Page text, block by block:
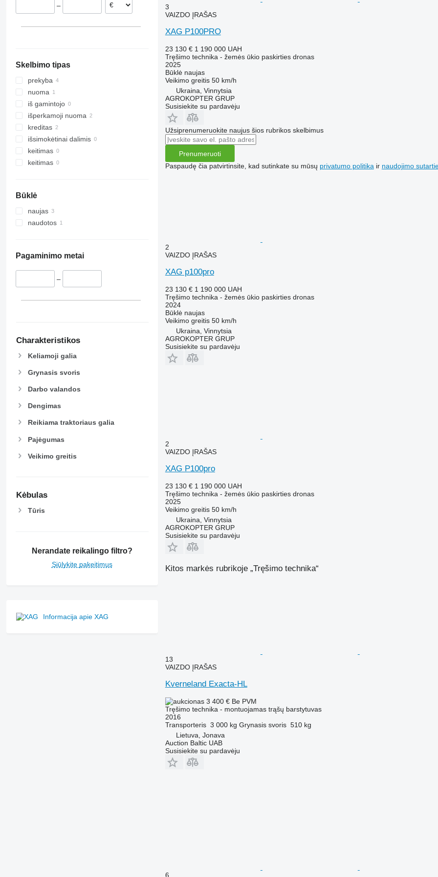
–
Skelbimo tipas
prekyba
nuoma
iš gamintojo
išperkamoji nuoma
kreditas
išsimokėtinai dalimis
keitimas
keitimas
Būklė
naujas
naudotos
Pagaminimo metai
–
Charakteristikos
Keliamoji galia
Grynasis svoris
Darbo valandos
Dengimas
Reikiama traktoriaus galia
Pajėgumas
Veikimo greitis
Kėbulas
Tūris
Nerandate reikalingo filtro?
Siūlykite pakeitimus
Informacija apie XAG
3
VAIZDO ĮRAŠAS
XAG P100PRO
23 130 € 1 190 000 UAH
Tręšimo technika - žemės ūkio paskirties dronas
2025
Būklėnaujas
Veikimo greitis 50 km/h
Ukraina, Vinnytsia
AGROKOPTER GRUP
Susisiekite su pardavėju
Užsiprenumeruokite naujus šios rubrikos skelbimus
Prenumeruoti
Paspaudę čia patvirtinsite, kad sutinkate su mūsų privatumo politika ir naudojimo
2
VAIZDO ĮRAŠAS
XAG p100pro
23 130 € 1 190 000 UAH
Tręšimo technika - žemės ūkio paskirties dronas
2024
Būklėnaujas
Veikimo greitis 50 km/h
Ukraina, Vinnytsia
AGROKOPTER GRUP
Susisiekite su pardavėju
2
VAIZDO ĮRAŠAS
XAG P100pro
23 130 € 1 190 000 UAH
Tręšimo technika - žemės ūkio paskirties dronas
2025
Veikimo greitis 50 km/h
Ukraina, Vinnytsia
AGROKOPTER GRUP
Susisiekite su pardavėju
Kitos markės rubrikoje „Tręšimo technika“
13
VAIZDO ĮRAŠAS
Kverneland Exacta-HL
3 400 € Be PVM
Tręšimo technika - montuojamas trąšų barstytuvas
2016
Transporteris 3 000 kg Grynasis svoris 510 kg
Lietuva, Jonava
Auction Baltic UAB
Susisiekite su pardavėju
6